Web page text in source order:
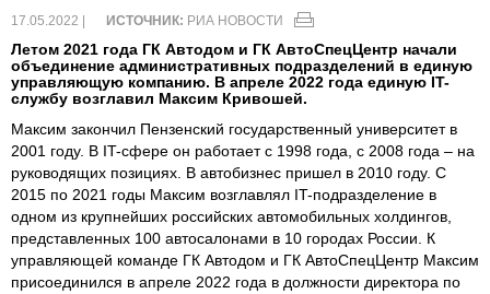
17.05.2022 | ИСТОЧНИК: РИА НОВОСТИ
Летом 2021 года ГК Автодом и ГК АвтоСпецЦентр начали
объединение административных подразделений в единую
управляющую компанию. В апреле 2022 года единую IT-
службу возглавил Максим Кривошей.
Максим закончил Пензенский государственный университет в
2001 году. В IT-сфере он работает с 1998 года, с 2008 года – на
руководящих позициях. В автобизнес пришел в 2010 году. С
2015 по 2021 годы Максим возглавлял IT-подразделение в
одном из крупнейших российских автомобильных холдингов,
представленных 100 автосалонами в 10 городах России. К
управляющей команде ГК Автодом и ГК АвтоСпецЦентр Максим
присоединился в апреле 2022 года в должности директора по